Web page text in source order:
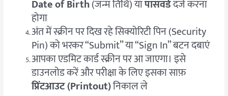
Date of Birth(जन्म तिथि) यापासवर्डदर्ज करना
होगा
अंत में स्क्रीन पर दिख रहे सिक्योरिटी पिन (Security
Pin) को भरकर “Submit” या “Sign In” बटन दबाएं
आपका एडमिट कार्ड स्क्रीन पर आ जाएगा। इसे
डाउनलोड करें और परीक्षा के लिए इसका साफ़
प्रिंटआउट (Printout)निकाल ले